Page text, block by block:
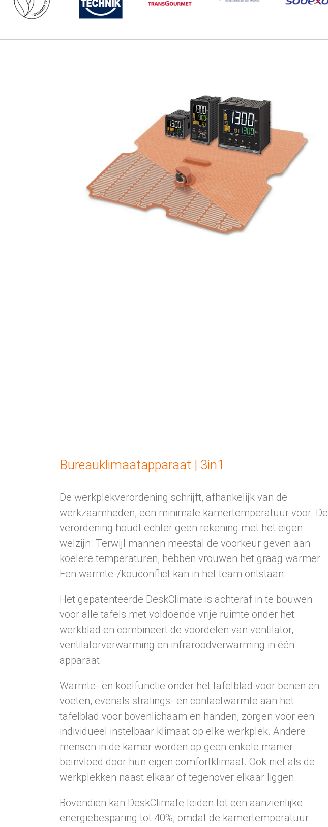
Bureauklimaatapparaat | 3in1
De werkplekverordening schrijft, afhankelijk van de
werkzaamheden, een minimale kamertemperatuur voor. De
verordening houdt echter geen rekening met het eigen
welzijn. Terwijl mannen meestal de voorkeur geven aan
koelere temperaturen, hebben vrouwen het graag warmer.
Een warmte-/kouconflict kan in het team ontstaan.
Het gepatenteerde DeskClimate is achteraf in te bouwen
voor alle tafels met voldoende vrije ruimte onder het
werkblad en combineert de voordelen van ventilator,
ventilatorverwarming en infraroodverwarming in één
apparaat.
Warmte- en koelfunctie onder het tafelblad voor benen en
voeten, evenals stralings- en contactwarmte aan het
tafelblad voor bovenlichaam en handen, zorgen voor een
individueel instelbaar klimaat op elke werkplek. Andere
mensen in de kamer worden op geen enkele manier
beïnvloed door hun eigen comfortklimaat. Ook niet als de
werkplekken naast elkaar of tegenover elkaar liggen.
Bovendien kan DeskClimate leiden tot een aanzienlijke
energiebesparing tot 40%, omdat de kamertemperatuur